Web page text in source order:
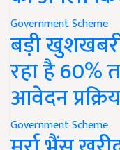
Government Scheme
बड़ी
रहा है 60%
आवेदन
Government Scheme